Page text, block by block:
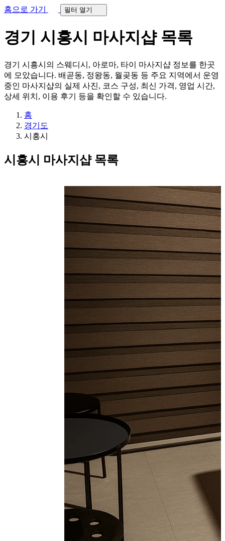
홈으로 가기 필터 열기
경기 시흥시 마사지샵 목록
경기 시흥시의 스웨디시, 아로마, 타이 마사지샵 정보를 한곳
에 모았습니다. 배곧동, 정왕동, 월곶동 등 주요 지역에서 운영
중인 마사지샵의 실제 사진, 코스 구성, 최신 가격, 영업 시간,
상세 위치, 이용 후기 등을 확인할 수 있습니다.
홈
경기도
시흥시
시흥시 마사지샵 목록